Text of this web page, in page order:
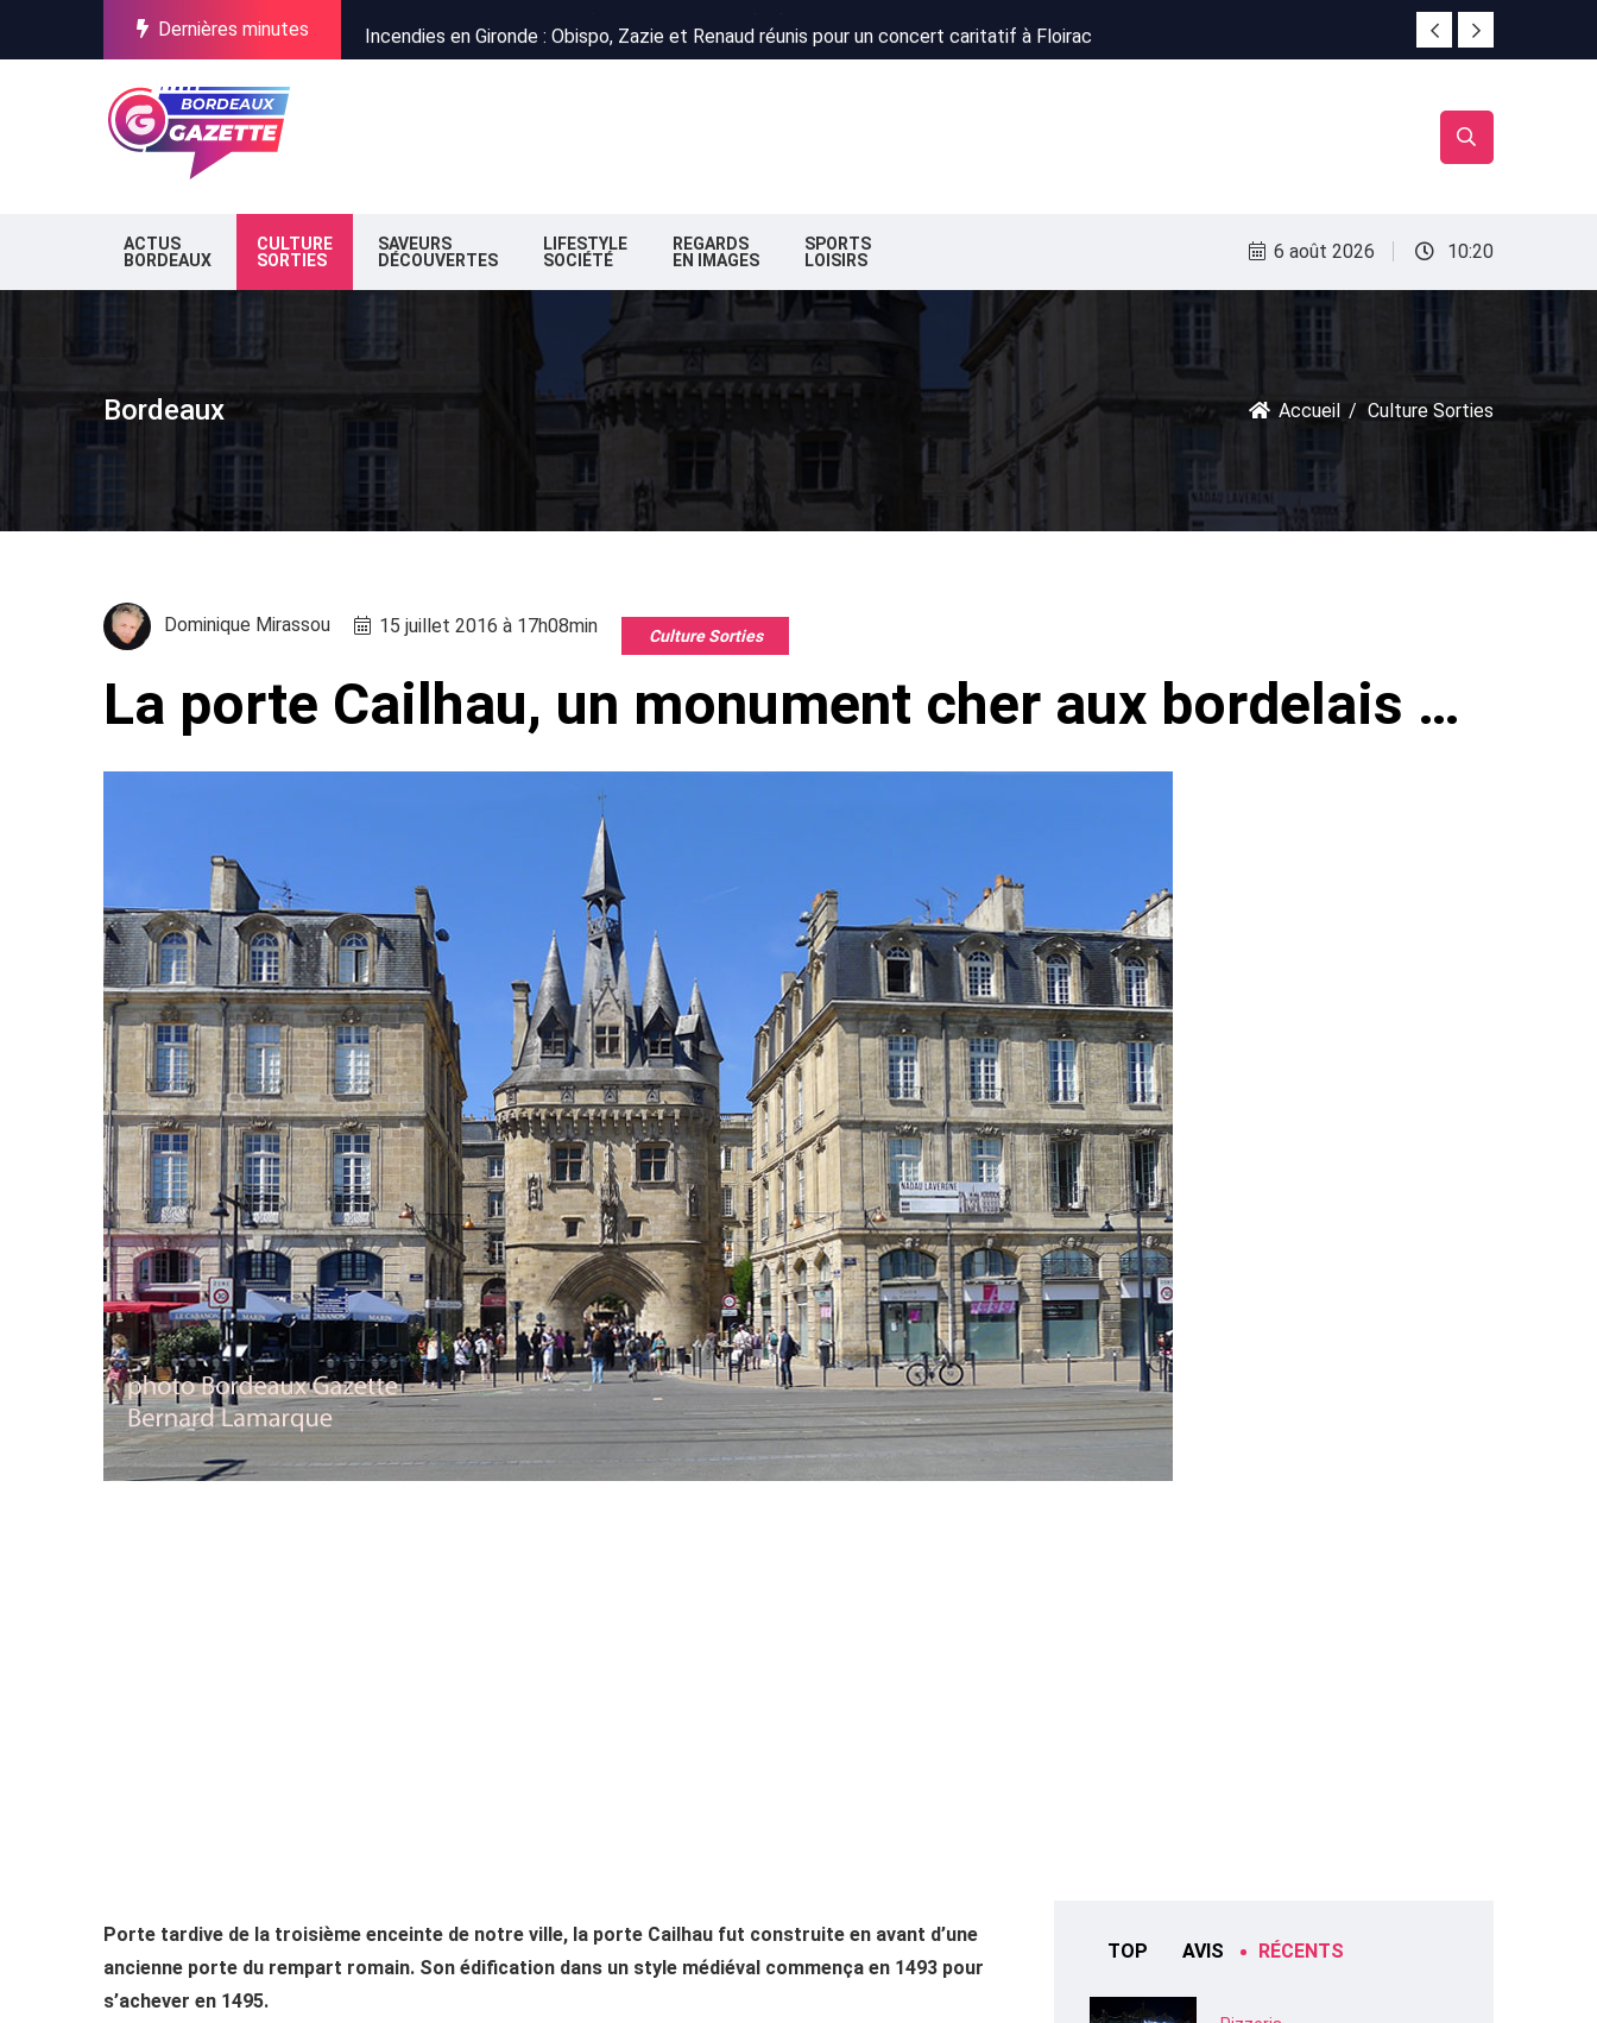
Dernières minutes
Incendies en Gironde : Obispo, Zazie et Renaud réunis pour un concert caritatif à Floirac
Stationnement à Bordeaux : la nouvelle majorité change de cap
ACTUS
BORDEAUX
CULTURE
SORTIES
SAVEURS
DÉCOUVERTES
LIFESTYLE
SOCIÉTÉ
REGARDS
EN IMAGES
SPORTS
LOISIRS
6 août 2026 10:20
Bordeaux Accueil Culture Sorties
Dominique Mirassou 15 juillet 2016 à 17h08min Culture Sorties
La porte Cailhau, un monument cher aux bordelais …
Porte tardive de la troisième enceinte de notre ville, la porte Cailhau fut construite en avant d’une
ancienne porte du rempart romain. Son édification dans un style médiéval commença en 1493 pour
s’achever en 1495.
TOP AVIS RÉCENTS